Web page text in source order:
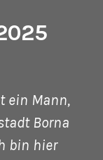
ein Mann,
Borna
bin hier